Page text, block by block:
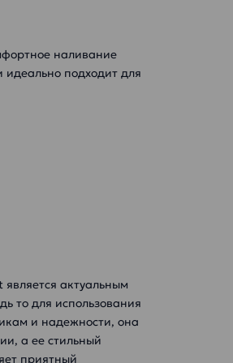
наливание
идеально подходит для
актуальным
то для использования
и надежности, она
а ее стильный
приятный